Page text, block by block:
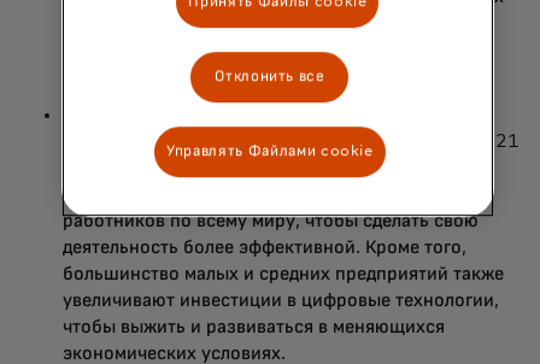
трансграничных платежных решениях.
активную международную деятельность, чем в 2021
году. В результате 65% компаний намерены
работников по всему миру, чтобы сделать свою
деятельность более эффективной. Кроме того,
большинство малых и средних предприятий также
увеличивают инвестиции в цифровые технологии,
чтобы выжить и развиваться в меняющихся
экономических условиях.
Отклонить все
Управлять Файлами cookie